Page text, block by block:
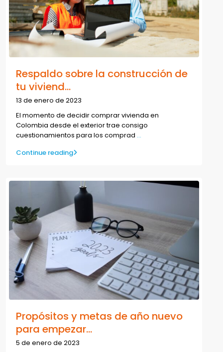
Respaldo sobre la construcción de
tu viviend...
13 de enero de 2023
El momento de decidir comprar vivienda en
Colombia desde el exterior trae consigo
cuestionamientos para los comprad ...
Continue reading
Propósitos y metas de año nuevo
para empezar...
5 de enero de 2023